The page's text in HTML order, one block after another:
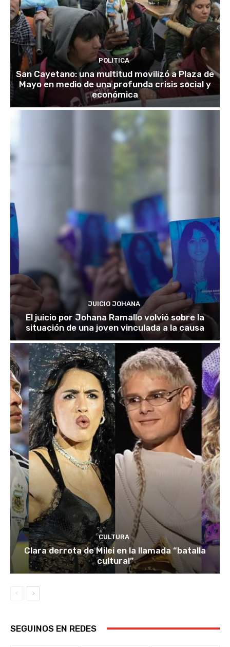
POLITICA
San Cayetano: una multitud movilizó a Plaza de
Mayo en medio de una profunda crisis social y
económica
JUICIO JOHANA
El juicio por Johana Ramallo volvió sobre la
situación de una joven vinculada a la causa
CULTURA
Clara derrota de Milei en la llamada “batalla
cultural”
SEGUINOS EN REDES